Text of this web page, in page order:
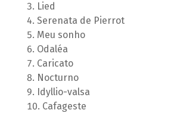
Lied
Serenata de Pierrot
Meu sonho
Odaléa
Caricato
Nocturno
Idyllio-valsa
Cafageste